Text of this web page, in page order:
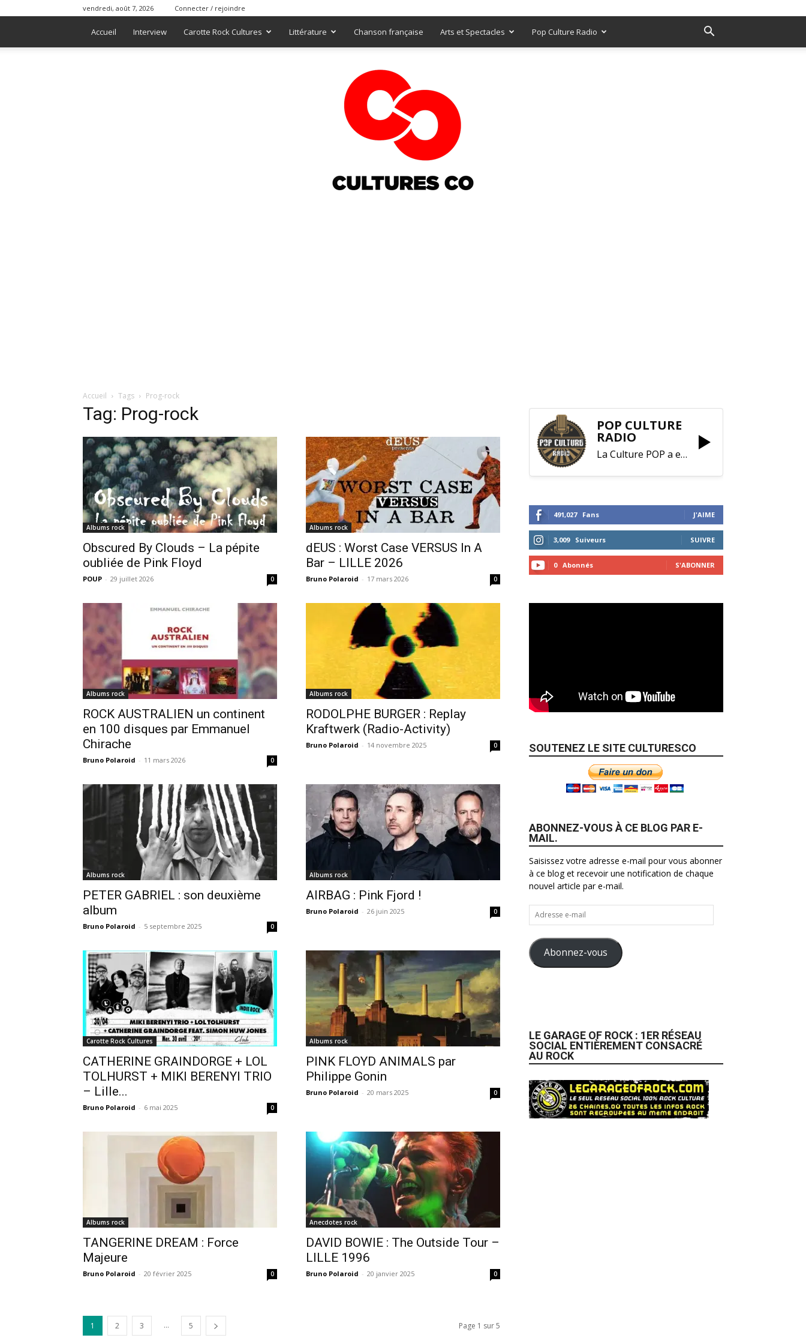
vendredi, août 7, 2026 Connecter / rejoindre
Accueil Interview Carotte Rock Cultures Littérature Chanson française Arts et Spectacles Pop Culture Radio
Accueil Tags Prog-rock
Tag: Prog-rock
Albums rock
Obscured By Clouds – La pépite
oubliée de Pink Floyd
POUP - 29 juillet 2026 0
Albums rock
dEUS : Worst Case VERSUS In A
Bar – LILLE 2026
Bruno Polaroid - 17 mars 2026 0
Albums rock
ROCK AUSTRALIEN un continent
en 100 disques par Emmanuel
Chirache
Bruno Polaroid - 11 mars 2026 0
Albums rock
RODOLPHE BURGER : Replay
Kraftwerk (Radio-Activity)
Bruno Polaroid - 14 novembre 2025 0
Albums rock
PETER GABRIEL : son deuxième
album
Bruno Polaroid - 5 septembre 2025 0
Albums rock
AIRBAG : Pink Fjord !
Bruno Polaroid - 26 juin 2025 0
Carotte Rock Cultures
CATHERINE GRAINDORGE + LOL
TOLHURST + MIKI BERENYI TRIO
– Lille...
Bruno Polaroid - 6 mai 2025 0
Albums rock
PINK FLOYD ANIMALS par
Philippe Gonin
Bruno Polaroid - 20 mars 2025 0
Albums rock
TANGERINE DREAM : Force
Majeure
Bruno Polaroid - 20 février 2025 0
Anecdotes rock
DAVID BOWIE : The Outside Tour –
LILLE 1996
Bruno Polaroid - 20 janvier 2025 0
1 2 3 ... 5 Page 1 sur 5
POP CULTURE
RADIO
La Culture POP a enfin trouvé sa RADIO !
491,027 Fans J'AIME
3,009 Suiveurs SUIVRE
0 Abonnés S'ABONNER
SOUTENEZ LE SITE CULTURESCO
ABONNEZ-VOUS À CE BLOG PAR E-
MAIL.
Saisissez votre adresse e-mail pour vous abonner
à ce blog et recevoir une notification de chaque
nouvel article par e-mail.
Adresse
e-
mail
Abonnez-vous
LE GARAGE OF ROCK : 1ER RÉSEAU
SOCIAL ENTIÈREMENT CONSACRÉ
AU ROCK